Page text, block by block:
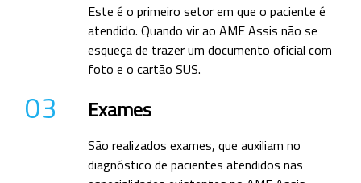
Este é o primeiro setor em que o paciente é
atendido. Quando vir ao AME Assis não se
esqueça de trazer um documento oficial com
foto e o cartão SUS.
03 Exames
São realizados exames, que auxiliam no
diagnóstico de pacientes atendidos nas